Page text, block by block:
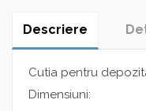
Descriere
Cutia pentru
Dimensiuni: